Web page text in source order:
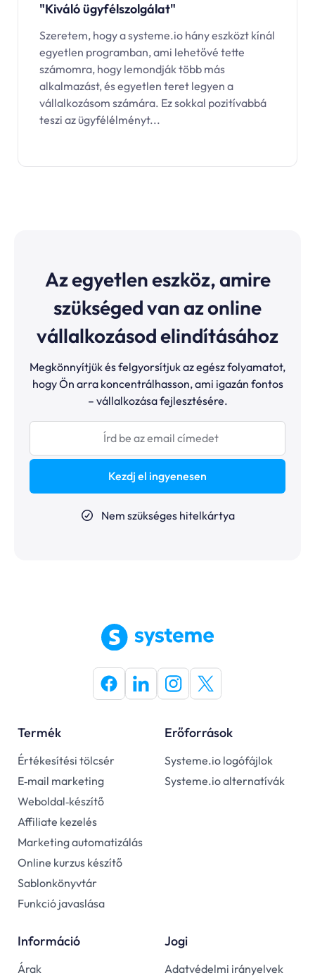
"Kiváló ügyfélszolgálat"
Szeretem, hogy asysteme.io hány eszközt kínál
egyetlen programban, ami lehetővé tette
számomra, hogy lemondják több más
alkalmazást, és egyetlen teret legyen a
vállalkozásom számára. Ez sokkal pozitívabbá
teszi az ügyfélélményt...
Az egyetlen eszköz, amire
szükséged van az online
vállalkozásod elindításához
Megkönnyítjük és felgyorsítjuk az egész folyamatot,
hogy Ön arra koncentrálhasson, ami igazán fontos
– vállalkozása fejlesztésére.
Kezdj el ingyenesen
Nem szükséges hitelkártya
Termék
Értékesítési tölcsér
E‑mail marketing
Weboldal‑készítő
Affiliate kezelés
Marketing automatizálás
Online kurzus készítő
Sablonkönyvtár
Funkció javaslása
Erőforrások
Systeme.io logófájlok
Systeme.io alternatívák
Információ
Árak
Jogi
Adatvédelmi irányelvek